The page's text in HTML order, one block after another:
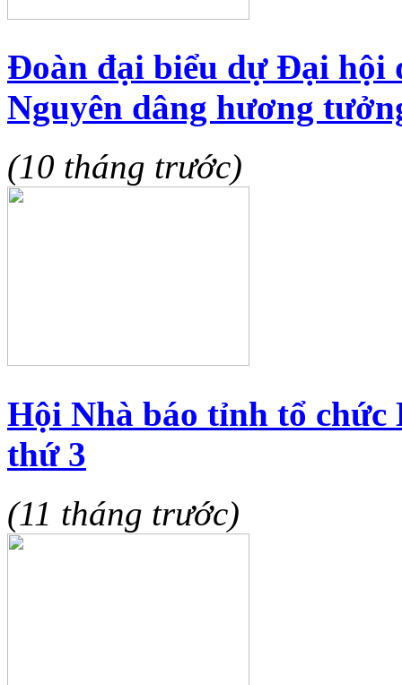
Đoàn đại biểu dự Đại hội
Nguyên dâng hương
(10 tháng trước)
Hội Nhà báo tỉnh tổ
thứ 3
(11 tháng trước)